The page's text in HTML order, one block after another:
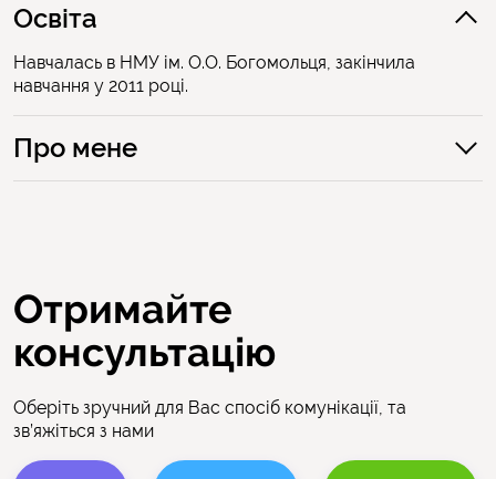
Освіта
Навчалась в НМУ ім. О.О. Богомольця, закінчила
навчання у 2011 році.
Про мене
Отримайте
консультацію
Оберіть зручний для Вас спосіб комунікації, та
зв’яжіться з нами